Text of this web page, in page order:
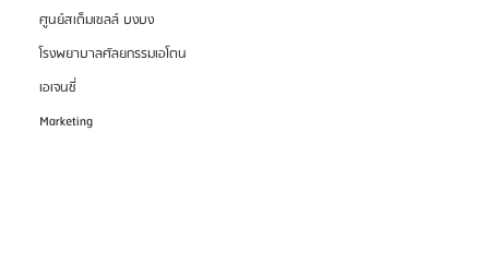
ศูนย์สเต็มเซลล์ บงบง
โรงพยาบาลศัลยกรรมเอโตน
เอเจนซี่
Marketing